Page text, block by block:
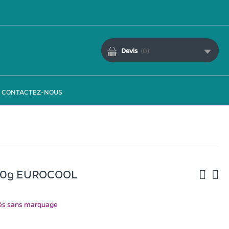
Devis (0)
CONTACTEZ-NOUS
EUROCOOL
sans marquage